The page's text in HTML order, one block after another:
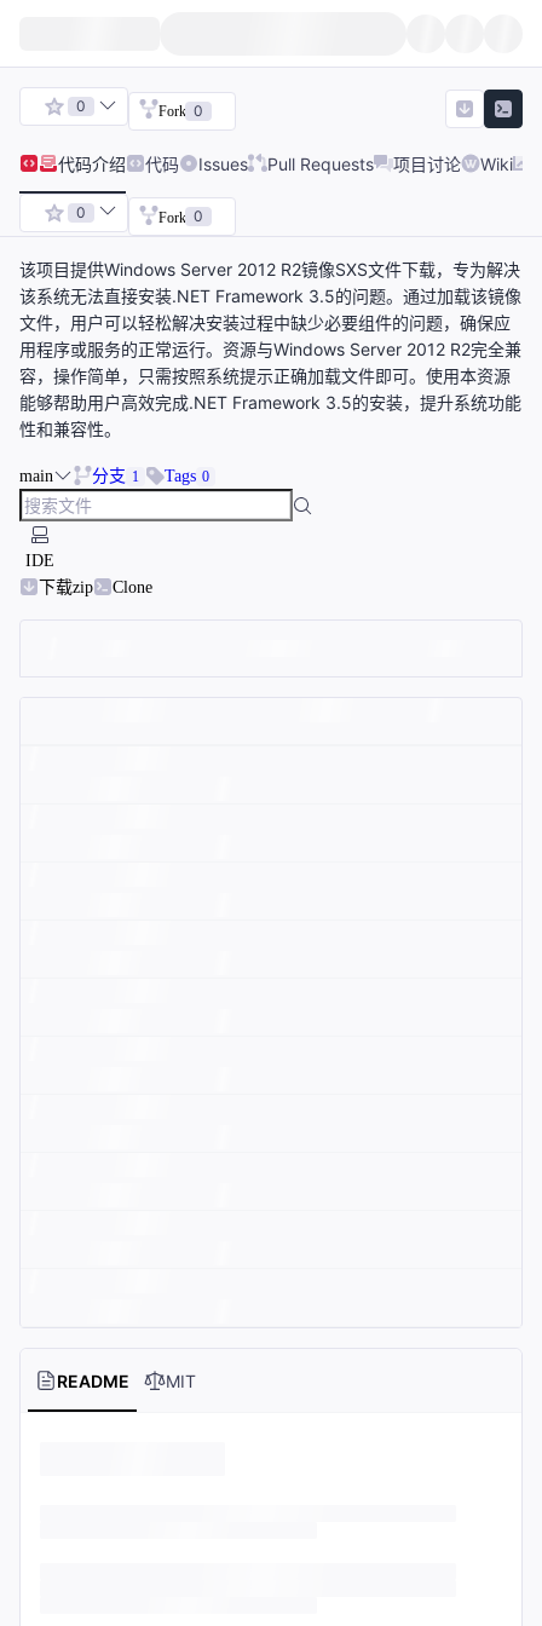
0 Fork 0
代码介绍 代码 Issues Pull Requests 项目讨论 Wiki
0 Fork 0
该项目提供Windows Server 2012 R2镜像SXS文件下载，专为解决
该系统无法直接安装.NET Framework 3.5的问题。通过加载该镜像
文件，用户可以轻松解决安装过程中缺少必要组件的问题，确保应
用程序或服务的正常运行。资源与Windows Server 2012 R2完全兼
容，操作简单，只需按照系统提示正确加载文件即可。使用本资源
能够帮助用户高效完成.NET Framework 3.5的安装，提升系统功能
性和兼容性。
main 分支 1 Tags 0
IDE
下载zip
Clone
README MIT